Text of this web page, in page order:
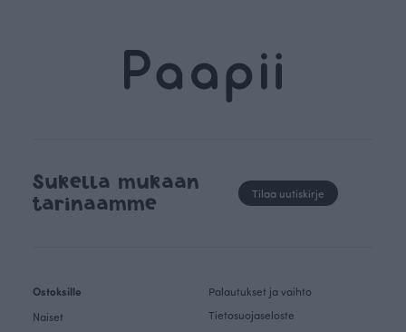
Sukella mukaan
tarinaamme
Tilaa uutiskirje
Ostoksille
Naiset
Palautukset ja vaihto
Tietosuojaseloste